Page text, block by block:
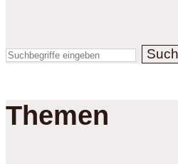
Themen